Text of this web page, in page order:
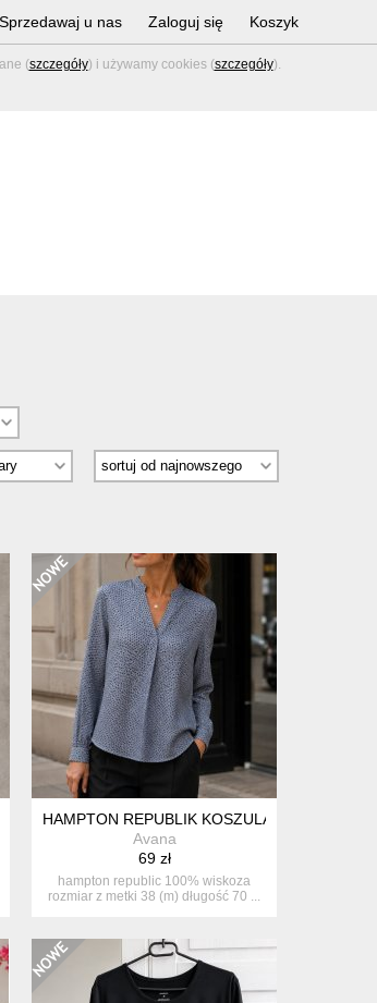
(szczegóły) i używamy cookies (szczegóły).
Sprzedawaj u nas Zaloguj się Koszyk
HAMPTON REPUBLIK KOSZULA WISKOZA
Avana
69 zł
hampton republic 100% wiskoza
rozmiar z metki 38 (m) długość 70 ...